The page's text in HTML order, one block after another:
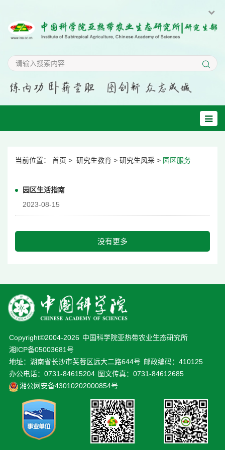
当前位置： 首页 > 研究生教育 > 研究生风采 > 园区服务
园区生活指南
2023-08-15
没有更多
Copyright©2004-2026 中国科学院亚热带农业生态研究所
湘ICP备05003681号
地址：湖南省长沙市芙蓉区远大二路644号 邮政编码：410125
办公电话：0731-84615204 图文传真：0731-84612685
湘公网安备43010202000854号